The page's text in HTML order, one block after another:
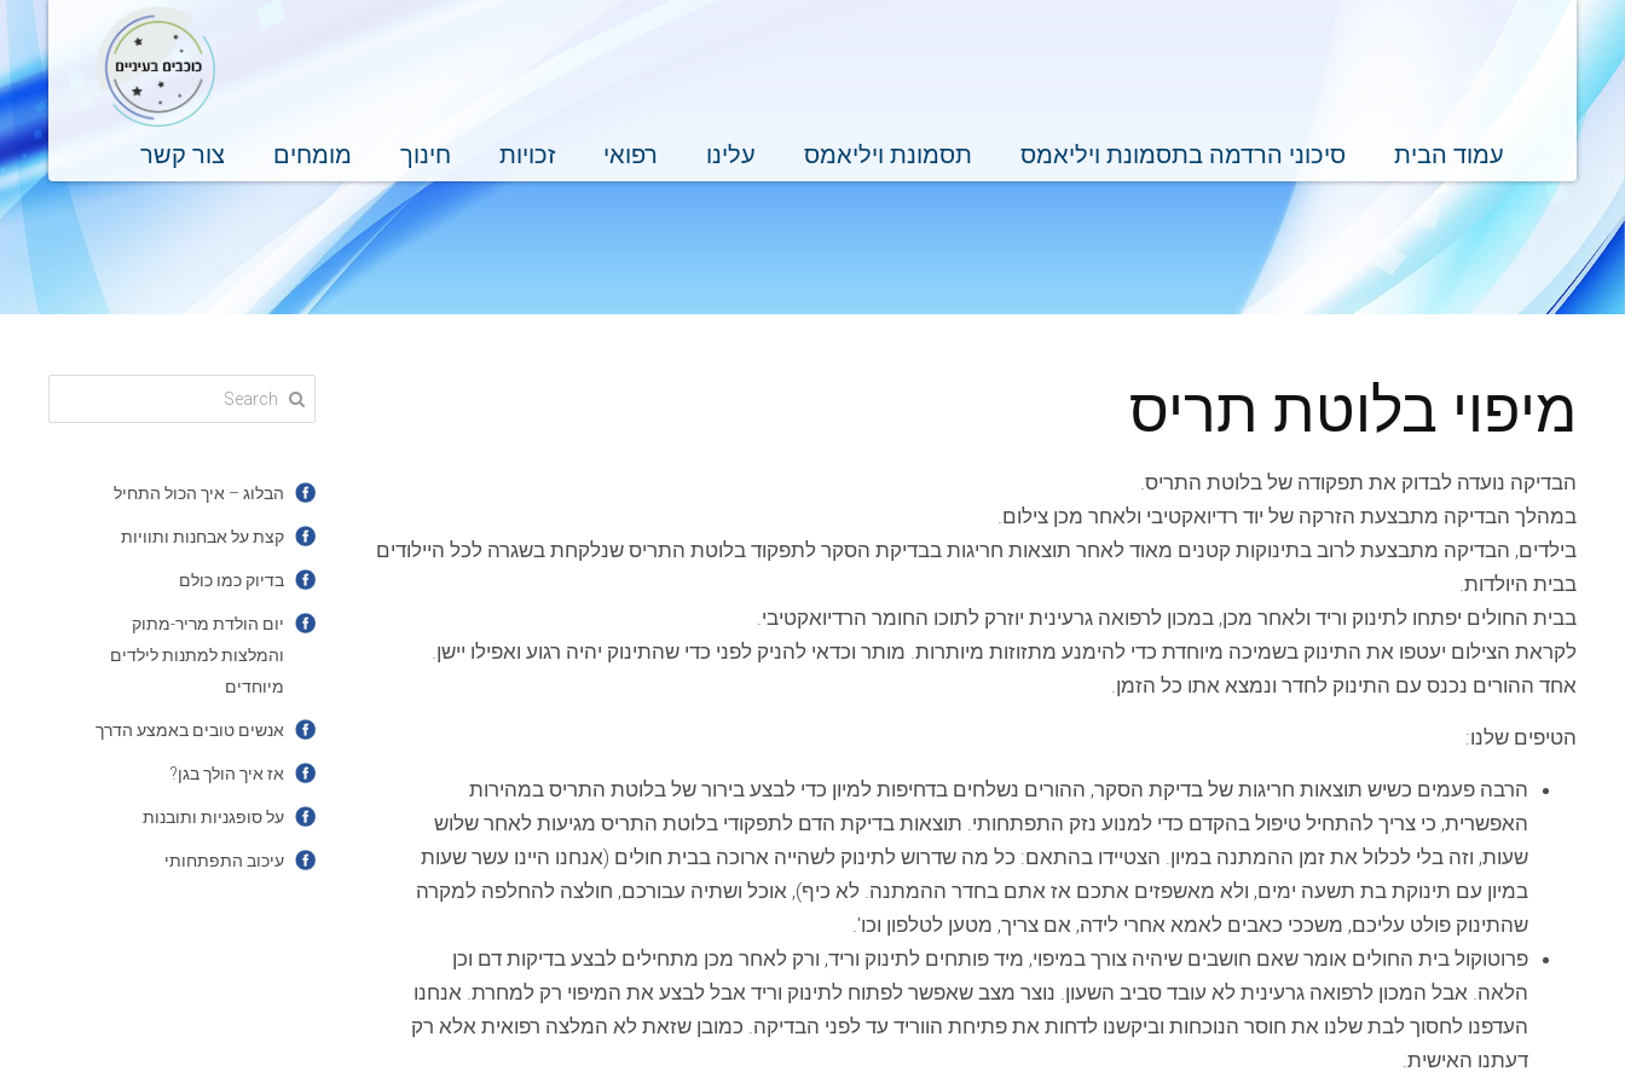
צור קשר מומחים חינוך זכויות רפואי עלינו תסמונת ויליאמס סיכוני הרדמה בתסמונת ויליאמס עמוד הבית
מיפוי בלוטת תריס
הבדיקה נועדה לבדוק את תפקודה של בלוטת התריס.
במהלך הבדיקה מתבצעת הזרקה של יוד רדיואקטיבי ולאחר מכן צילום.
בילדים, הבדיקה מתבצעת לרוב בתינוקות קטנים מאוד לאחר תוצאות חריגות בבדיקת הסקר לתפקוד בלוטת התריס שנלקחת בשגרה לכל היילודים
בבית היולדות.
בבית החולים יפתחו לתינוק וריד ולאחר מכן, במכון לרפואה גרעינית יוזרק לתוכו החומר הרדיואקטיבי.
לקראת הצילום יעטפו את התינוק בשמיכה מיוחדת כדי להימנע מתזוזות מיותרות. מותר וכדאי להניק לפני כדי שהתינוק יהיה רגוע ואפילו יישן.
אחד ההורים נכנס עם התינוק לחדר ונמצא אתו כל הזמן.
הטיפים שלנו:
הרבה פעמים כשיש תוצאות חריגות של בדיקת הסקר, ההורים נשלחים בדחיפות למיון כדי לבצע בירור של בלוטת התריס במהירות
האפשרית, כי צריך להתחיל טיפול בהקדם כדי למנוע נזק התפתחותי. תוצאות בדיקת הדם לתפקודי בלוטת התריס מגיעות לאחר שלוש
שעות, וזה בלי לכלול את זמן ההמתנה במיון. הצטיידו בהתאם: כל מה שדרוש לתינוק לשהייה ארוכה בבית חולים (אנחנו היינו עשר שעות
במיון עם תינוקת בת תשעה ימים, ולא מאשפזים אתכם אז אתם בחדר ההמתנה. לא כיף), אוכל ושתיה עבורכם, חולצה להחלפה למקרה
שהתינוק פולט עליכם, משככי כאבים לאמא אחרי לידה, אם צריך, מטען לטלפון וכו'.
פרוטוקול בית החולים אומר שאם חושבים שיהיה צורך במיפוי, מיד פותחים לתינוק וריד, ורק לאחר מכן מתחילים לבצע בדיקות דם וכן
הלאה. אבל המכון לרפואה גרעינית לא עובד סביב השעון. נוצר מצב שאפשר לפתוח לתינוק וריד אבל לבצע את המיפוי רק למחרת. אנחנו
העדפנו לחסוך לבת שלנו את חוסר הנוכחות וביקשנו לדחות את פתיחת הווריד עד לפני הבדיקה. כמובן שזאת לא המלצה רפואית אלא רק
דעתנו האישית.
הבלוג – איך הכול התחיל
קצת על אבחנות ותוויות
בדיוק כמו כולם
יום הולדת מריר-מתוק
והמלצות למתנות לילדים
מיוחדים
אנשים טובים באמצע הדרך
אז איך הולך בגן?
על סופגניות ותובנות
עיכוב התפתחותי